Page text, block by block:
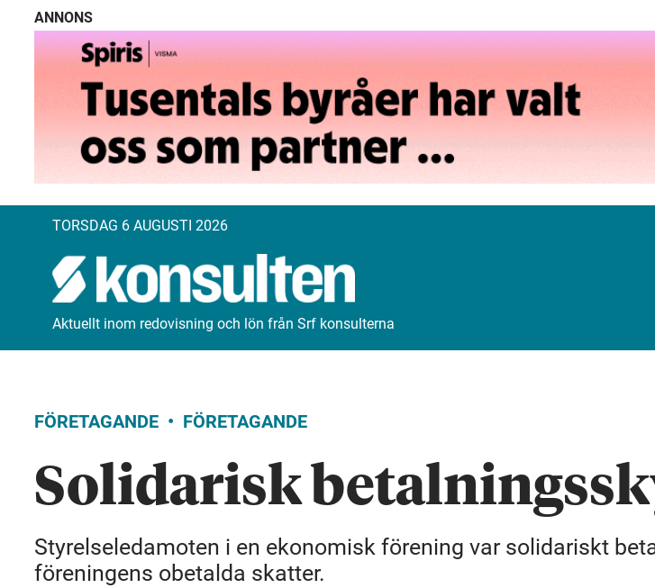
ANNONS
TORSDAG 6 AUGUSTI 2026
Aktuellt inom redovisning och lön från Srf konsulterna
FÖRETAGANDE FÖRETAGANDE
Solidarisk
Styrelseledamoten i en ekonomisk förening var solidariskt
föreningens obetalda skatter.